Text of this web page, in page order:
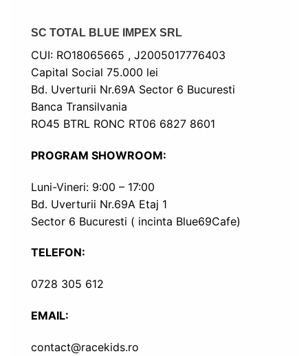
SC TOTAL BLUE IMPEX SRL
CUI: RO18065665 , J2005017776403
Capital Social 75.000 lei
Bd. Uverturii Nr.69A Sector 6 Bucuresti
Banca Transilvania
RO45 BTRL RONC RT06 6827 8601
PROGRAM SHOWROOM:
Luni-Vineri: 9:00 – 17:00
Bd. Uverturii Nr.69A Etaj 1
Sector 6 Bucuresti ( incinta Blue69Cafe)
TELEFON:
0728 305 612
EMAIL:
contact@racekids.ro